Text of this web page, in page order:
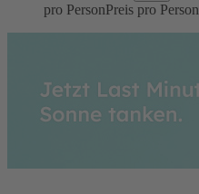
pro PersonPreis pro Person